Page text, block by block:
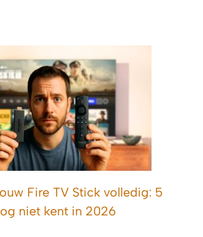
Fire TV Stick volledig: 5
niet kent in 2026